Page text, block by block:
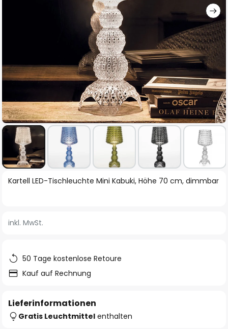
Zum
springen
Kartell LED-Tischleuchte Mini Kabuki, Höhe 70 cm, dimmbar
inkl. MwSt.
50 Tage kostenlose Retoure
Kauf auf Rechnung
Lieferinformationen
Gratis Leuchtmittel enthalten